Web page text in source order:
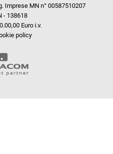
Imprese MN n° 00587510207
- 138618
Euro i.v.
policy